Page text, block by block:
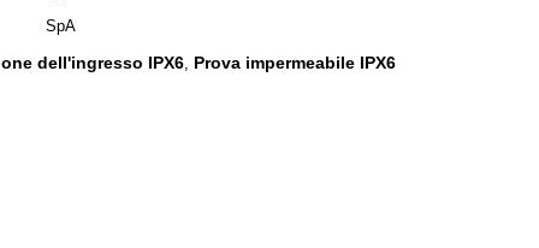
SpA
dell'ingresso IPX6, Prova impermeabile IPX6